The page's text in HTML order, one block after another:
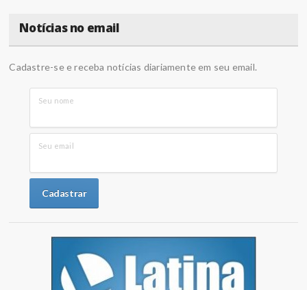
Notícias no email
Cadastre-se e receba notícias diariamente em seu email.
Seu nome
Seu email